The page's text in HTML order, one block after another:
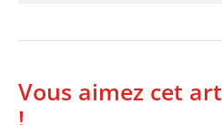
Vous aimez cet
!